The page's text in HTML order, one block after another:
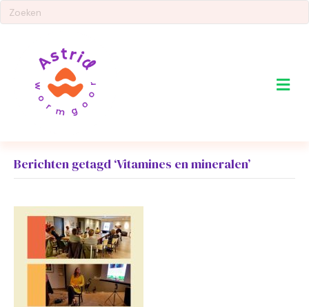
Berichten getagd ‘Vitamines en mineralen’